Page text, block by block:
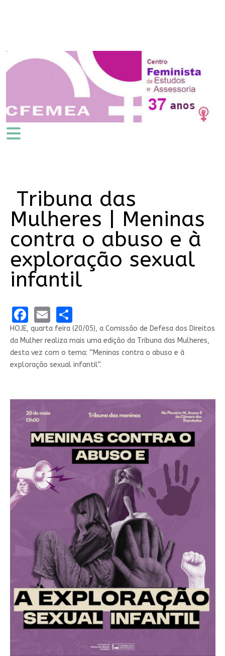
Tribuna das
Mulheres | Meninas
contra o abuso e à
exploração sexual
infantil
Facebook
EmailShare
HOJE, quarta feira (20/05), a Comissão de Defesa dos Direitos
da Mulher realiza mais uma edição da Tribuna das Mulheres,
desta vez com o tema: “Meninas contra o abuso e à
exploração sexual infantil”.